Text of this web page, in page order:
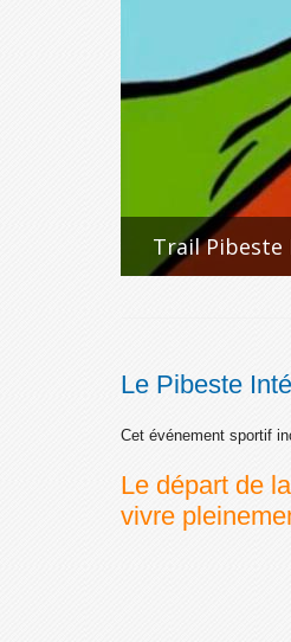
Trail Pibeste
Le Pibeste
Cet événement sportif
Le départ de
vivre